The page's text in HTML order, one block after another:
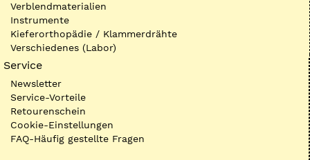
Verblendmaterialien
Instrumente
Kieferorthopädie / Klammerdrähte
Verschiedenes (Labor)
Service
Newsletter
Service-Vorteile
Retourenschein
Cookie-Einstellungen
FAQ-Häufig gestellte Fragen